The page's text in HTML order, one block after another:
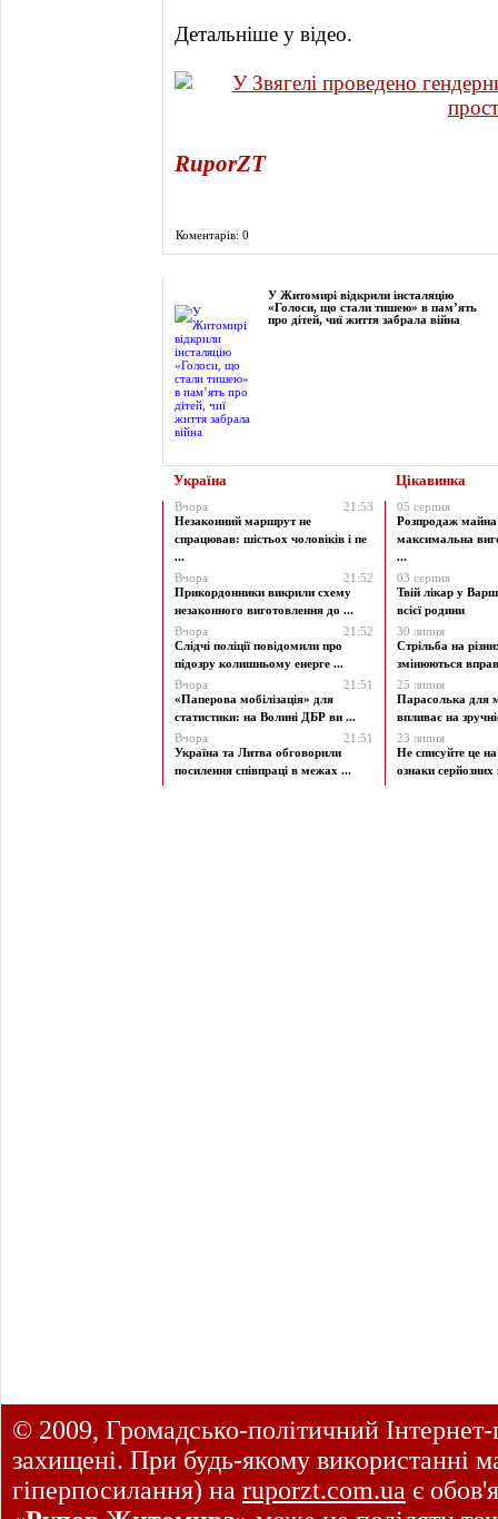
Детальніше у відео.
RuporZT
Коментарів: 0
У Житомирі відкрили інсталяцію
«Голоси, що стали тишею» в пам’ять
про дітей, чиї життя забрала війна
Україна Цікавинка
Вчора
21:53
Незаконний маршрут не
спрацював: шістьох чоловіків і пе
...
Вчора
21:52
Прикордонники викрили схему
незаконного виготовлення до ...
Вчора
21:52
Слідчі поліції повідомили про
підозру колишньому енерге ...
Вчора
21:51
«Паперова мобілізація» для
статистики: на Волині ДБР ви ...
Вчора
21:51
Україна та Литва обговорили
посилення співпраці в межах ...
05 серпня
Розпродаж майна
максимальна
...
03 серпня
Твій лікар у
всієї родини
30 липня
Стрільба на
змінюються
25 липня
Парасолька для
впливає на
23 липня
Не списуйте це
ознаки
© 2009, Громадсько-політичний
захищені. При будь-якому використанні
гіперпосилання) на ruporzt.com.ua є